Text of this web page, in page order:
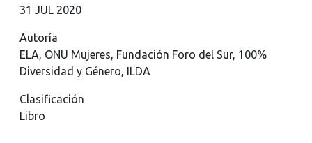
31 JUL 2020
Autoría
ELA, ONU Mujeres, Fundación Foro del Sur, 100%
Diversidad y Género, ILDA
Clasificación
Libro